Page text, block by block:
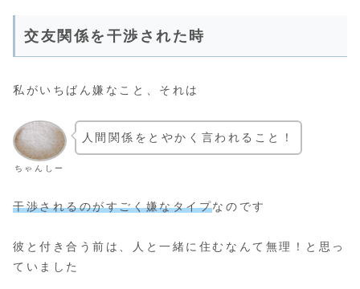
交友関係を干渉された時
私がいちばん嫌なこと、それは
ちゃんしー
人間関係をとやかく言われること！
干渉されるのがすごく嫌なタイプなのです
彼と付き合う前は、人と一緒に住むなんて無理！と思っ
ていました